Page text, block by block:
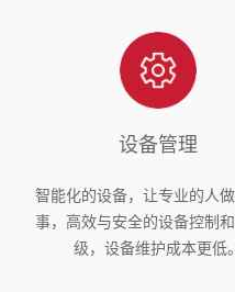
设备管理
智能化的设备，让专业的人
事，高效与安全的设备控制
级，设备维护成本更低